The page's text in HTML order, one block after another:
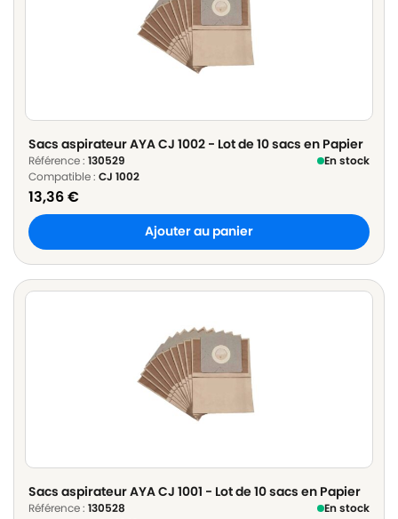
Sacs aspirateur AYA CJ 1002 - Lot de 10 sacs en Papier
Référence : 130529
En stock
Compatible : CJ 1002
13,36€
Ajouter au panier
Sacs aspirateur AYA CJ 1001 - Lot de 10 sacs en Papier
Référence : 130528
En stock